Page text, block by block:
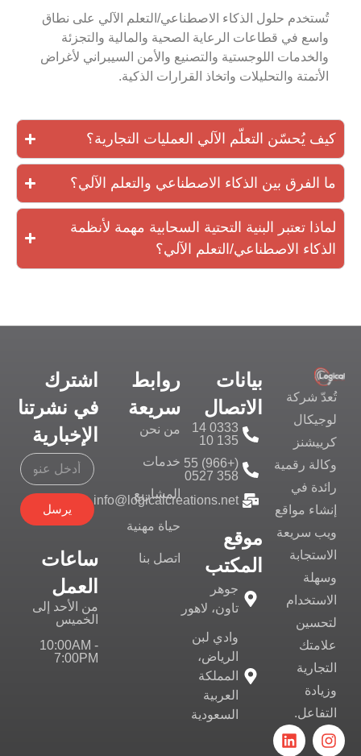
تُستخدم حلول الذكاء الاصطناعي/التعلم الآلي على نطاق
واسع في قطاعات الرعاية الصحية والمالية والتجزئة
والخدمات اللوجستية والتصنيع والأمن السيبراني لأغراض
الأتمتة والتحليلات واتخاذ القرارات الذكية.
كيف يُحسّن التعلّم الآلي العمليات التجارية؟
ما الفرق بين الذكاء الاصطناعي والتعلم الآلي؟
لماذا تعتبر البنية التحتية السحابية مهمة لأنظمة
الذكاء الاصطناعي/التعلم الآلي؟
تُعدّ شركة
لوجيكال
كرييشنز
وكالة رقمية
رائدة في
إنشاء مواقع
ويب سريعة
الاستجابة
وسهلة
الاستخدام
لتحسين
علامتك
التجارية
وزيادة
التفاعل.
بيانات
الاتصال
0333 14
135 10
(+966) 55
358 0527
info@logicalcreations.net
موقع
المكتب
جوهر
تاون، لاهور
وادي لبن
الرياض،
المملكة
العربية
السعودية
روابط
سريعة
من نحن
خدمات
المشاريع
حياة مهنية
اتصل بنا
اشترك
في نشرتنا
الإخبارية
يرسل
ساعات
العمل
من الأحد إلى
الخميس
10:00AM -
7:00PM